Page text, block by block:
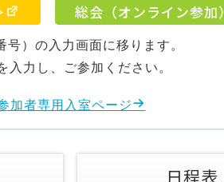
総会（オンライン参加）
）の入力画面に移ります。
力し、ご参加ください。
加者専用入室ページ
日程表